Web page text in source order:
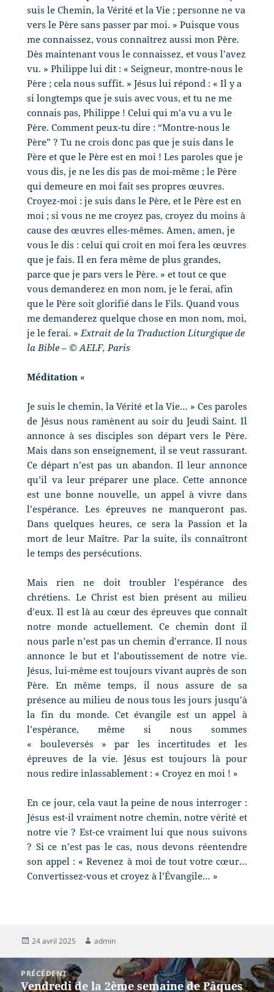
suis le Chemin, la Vérité et la Vie ; personne ne va
vers le Père sans passer par moi. » Puisque vous
me connaissez, vous connaîtrez aussi mon Père.
Dès maintenant vous le connaissez, et vous l’avez
vu. » Philippe lui dit : « Seigneur, montre-nous le
Père ; cela nous suffit. » Jésus lui répond : « Il y a
si longtemps que je suis avec vous, et tu ne me
connais pas, Philippe ! Celui qui m’a vu a vu le
Père. Comment peux-tu dire : “Montre-nous le
Père” ? Tu ne crois donc pas que je suis dans le
Père et que le Père est en moi ! Les paroles que je
vous dis, je ne les dis pas de moi-même ; le Père
qui demeure en moi fait ses propres œuvres.
Croyez-moi : je suis dans le Père, et le Père est en
moi ; si vous ne me croyez pas, croyez du moins à
cause des œuvres elles-mêmes. Amen, amen, je
vous le dis : celui qui croit en moi fera les œuvres
que je fais. Il en fera même de plus grandes,
parce que je pars vers le Père. » et tout ce que
vous demanderez en mon nom, je le ferai, afin
que le Père soit glorifié dans le Fils. Quand vous
me demanderez quelque chose en mon nom, moi,
je le ferai. » Extrait de la Traduction Liturgique de
la Bible – © AELF, Paris
Méditation «
Je suis le chemin, la Vérité et la Vie… » Ces paroles
de Jésus nous ramènent au soir du Jeudi Saint. Il
annonce à ses disciples son départ vers le Père.
Mais dans son enseignement, il se veut rassurant.
Ce départ n’est pas un abandon. Il leur annonce
qu’il va leur préparer une place. Cette annonce
est une bonne nouvelle, un appel à vivre dans
l’espérance. Les épreuves ne manqueront pas.
Dans quelques heures, ce sera la Passion et la
mort de leur Maître. Par la suite, ils connaîtront
le temps des persécutions.
Mais rien ne doit troubler l’espérance des
chrétiens. Le Christ est bien présent au milieu
d’eux. Il est là au cœur des épreuves que connaît
notre monde actuellement. Ce chemin dont il
nous parle n’est pas un chemin d’errance. Il nous
annonce le but et l’aboutissement de notre vie.
Jésus, lui-même est toujours vivant auprès de son
Père. En même temps, il nous assure de sa
présence au milieu de nous tous les jours jusqu’à
la fin du monde. Cet évangile est un appel à
l’espérance, même si nous sommes
« bouleversés » par les incertitudes et les
épreuves de la vie. Jésus est toujours là pour
nous redire inlassablement : « Croyez en moi ! »
En ce jour, cela vaut la peine de nous interroger :
Jésus est-il vraiment notre chemin, notre vérité et
notre vie ? Est-ce vraiment lui que nous suivons
? Si ce n’est pas le cas, nous devons réentendre
son appel : « Revenez à moi de tout votre cœur…
Convertissez-vous et croyez à l’Évangile… »
24 avril 2025 admin
PRÉCÉDENT
Vendredi de la 2ème semaine de Pâques